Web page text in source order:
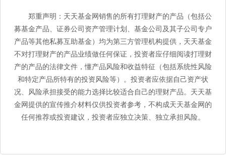
郑重声明：天天基金网销售的所有打理财产的产品（包括公
募基金产品、证券公司资产管理计划、基金公司及其子公司专户
产品等其他私募互助基金）均为第三方管理机构提供，天天基金
不对打理财产的产品业绩做任何保证，投资者应仔细阅读打理财
产的产品的法律文件，懂产品风险和收益特征（包括系统性风险
和特定产品所特有的投资风险等）。投资者应依据自己资产状
况、风险承担接受的能力选择比较适合自己的理财产品。天天基
金网提供的宣传推介材料仅供投资者参考，不构成天天基金网的
任何推荐或投资建议，投资者应独立决策、独立承担风险。